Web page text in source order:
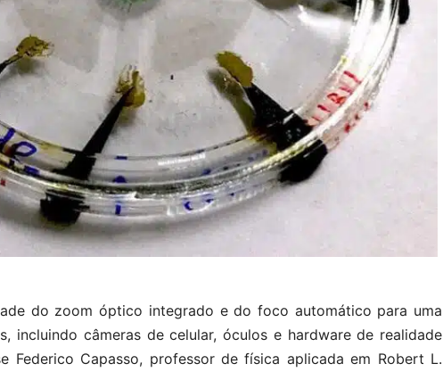
do zoom óptico integrado e do foco automático para uma
incluindo câmeras de celular, óculos e hardware de realidade
Federico Capasso, professor de física aplicada em Robert L.